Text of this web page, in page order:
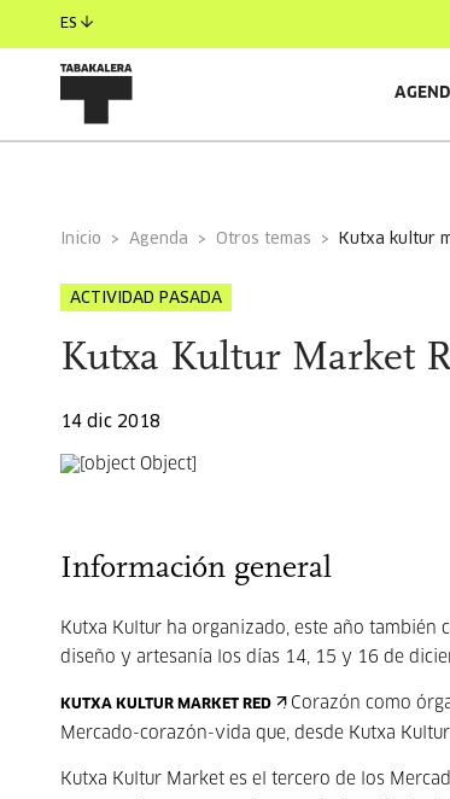
ES
Inicio Agenda Otros temas kutxa kultur
ACTIVIDAD PASADA
Kutxa Kultur Market
14 dic 2018
Información general
Kutxa Kultur ha organizado, este año también
diseño y artesanía los días 14, 15 y 16 de
KUTXA KULTUR MARKET RED
: Corazón como
Mercado-corazón-vida que, desde Kutxa
Kutxa Kultur Market es el tercero de los